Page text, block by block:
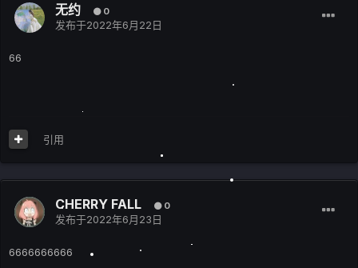
无约 0
发布于2022年6月22日
66
引用
CHERRY FALL 0
发布于2022年6月23日
6666666666